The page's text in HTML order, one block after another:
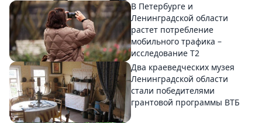
В Петербурге и
Ленинградской области
растет потребление
мобильного трафика –
исследование T2
Два краеведческих музея
Ленинградской области
стали победителями
грантовой программы ВТБ